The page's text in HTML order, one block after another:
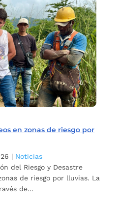
en zonas de riesgo por
| Noticias
del Riesgo y Desastre
de riesgo por lluvias. La
de...